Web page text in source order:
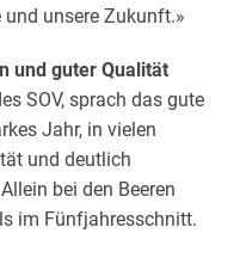
unsere Zukunft.»
und guter Qualität
SOV, sprach das gute
Jahr, in vielen
und deutlich
bei den Beeren
im Fünfjahresschnitt.